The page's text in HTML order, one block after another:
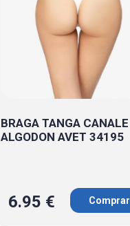
BRAGA TANGA CANALE
ALGODON AVET 34195
6.95 € Comprar